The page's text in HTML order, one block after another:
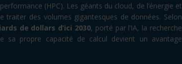
(HPC). Les géants du cloud, de l’énergie et
traiter des volumes gigantesques de données. Selon
de dollars d’ici 2030, porté par l’IA, la recherche
sa propre capacité de calcul devient un avantage